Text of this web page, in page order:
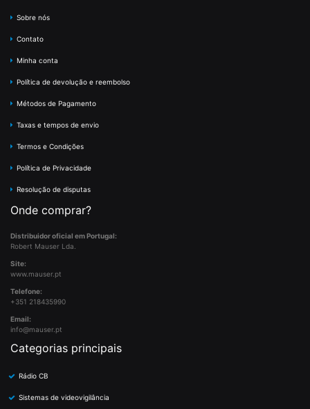
Sobre nós
Contato
Minha conta
Política de devolução e reembolso
Métodos de Pagamento
Taxas e tempos de envio
Termos e Condições
Política de Privacidade
Resolução de disputas
Onde comprar?
Distribuidor oficial em Portugal:
Robert Mauser Lda.
Site:
www.mauser.pt
Telefone:
+351 218435990
Email:
info@mauser.pt
Categorias principais
Rádio CB
Sistemas de videovigilância